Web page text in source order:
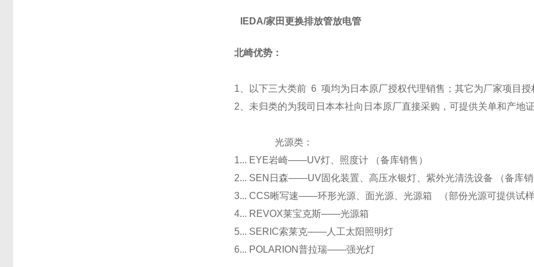
IEDA/家田更换排放管放电管
北崎优势：
1、以下三大类前 6 项均为日本原厂授权代理销售；其它为厂家项目授
2、未归类的为我司日本本社向日本原厂直接采购，可提供关单和产地证
光源类：
1... EYE岩崎——UV灯、照度计 （备库销售）
2... SEN日森——UV固化装置、高压水银灯、紫外光清洗设备 （备库销
3... CCS晰写速——环形光源、面光源、光源箱 （部份光源可提供试样
4... REVOX莱宝克斯——光源箱
5... SERIC索莱克——人工太阳照明灯
6... POLARION普拉瑞——强光灯